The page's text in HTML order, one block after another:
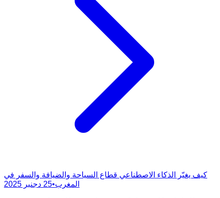
كيف يغيّر الذكاء الاصطناعي قطاع السياحة والضيافة والسفر في
المغرب•25 دجنبر 2025